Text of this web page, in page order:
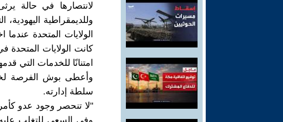
لانتصارها في حالة
وللديمقراطية
الولايات المتحدة
كانت الولايات المتحدة
امتنانًا للخدمات التي
وأعطى بوش الفرصة
سلطة إدارته.
"لا تنحصر وجود عدو
وفي السعي للتغلب